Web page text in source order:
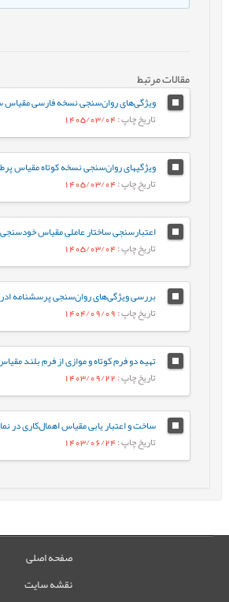
مقالات مرتبط
تاریخ چاپ: 1405/03/04
تاریخ چاپ: 1405/03/04
تاریخ چاپ: 1405/03/04
تاریخ چاپ: 1404/09/09
تاریخ چاپ: 1403/09/22
ساخت و اعتبار یابی مقیاس اهمال‌کاری در نماز
تاریخ چاپ: 1403/06/24
صفحه اصلی
نقشه سایت